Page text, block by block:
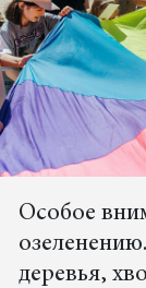
Особое
деревья,